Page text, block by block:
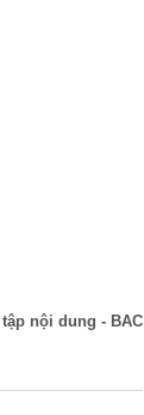
nội dung - BAC